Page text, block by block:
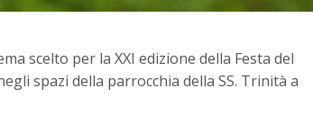
scelto per la XXI edizione della Festa del
spazi della parrocchia della SS. Trinità a